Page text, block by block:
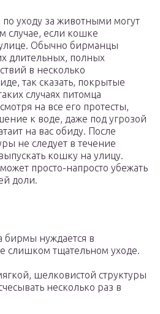
уходу за животными могут
случае, если кошке
Обычно бирманцы
длительных, полных
в несколько
так сказать, покрытые
случаях питомца
на все его протесты,
к воде, даже под угрозой
на вас обиду. После
не следует в течение
кошку на улицу.
просто-напросто убежать
доли.
бирмы нуждается в
слишком тщательном уходе.
шелковистой структуры
несколько раз в